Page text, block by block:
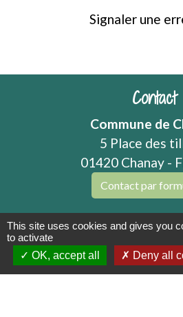
Signaler une
Contact
Commune de
5 Place des
01420 Chanay -
Contact par
Mentions légales -
This site uses cookies and gives you
to activate
OK, accept all
Deny all